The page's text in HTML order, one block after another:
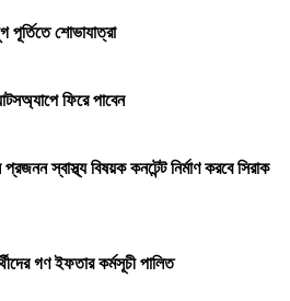
পূর্তিতে শোভাযাত্রা
ফিরে পাবেন
স্বাস্থ্য বিষয়ক কনটেন্ট নির্মাণ করবে সিরাক
গণ ইফতার কর্মসূচী পালিত